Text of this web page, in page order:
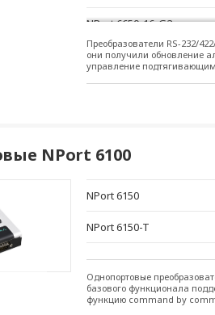
NPort 6650-16-G2
NPort 6650-16-2AC-G2
NPort 6150-G2
NPort 6450-G2-T
NPort 6250-G2-T
NPort 6610-16-G2
Преобразователи RS-232/
они получили обновление
управление подтягивающим
NPort 6100
NPort 6150
NPort 6150-T
Однопортовые
базового функционала
функцию command by